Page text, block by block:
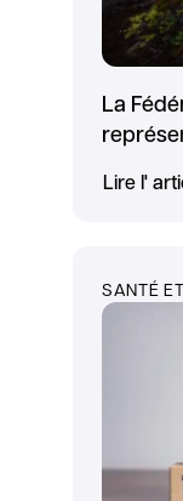
La
Lire l'
SANTÉ